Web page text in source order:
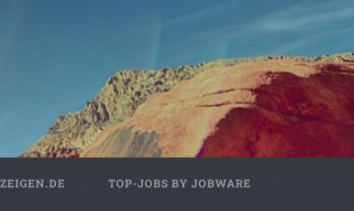
TOP-JOBS BY JOBWARE